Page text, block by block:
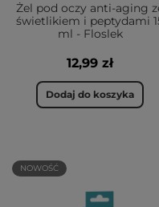
Żel pod oczy anti-aging
świetlikiem i peptydami
ml - Floslek
12,99 zł
Dodaj do koszyka
NOWOŚĆ